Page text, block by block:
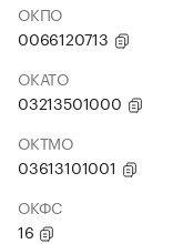
ОКПО
0066120713
ОКАТО
03213501000
ОКТМО
03613101001
ОКФС
16